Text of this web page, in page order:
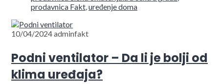
prodavnica Fakt,uređenje doma
10/04/2024adminfakt
Podni ventilator – Da li je bolji od
klima uređaja?